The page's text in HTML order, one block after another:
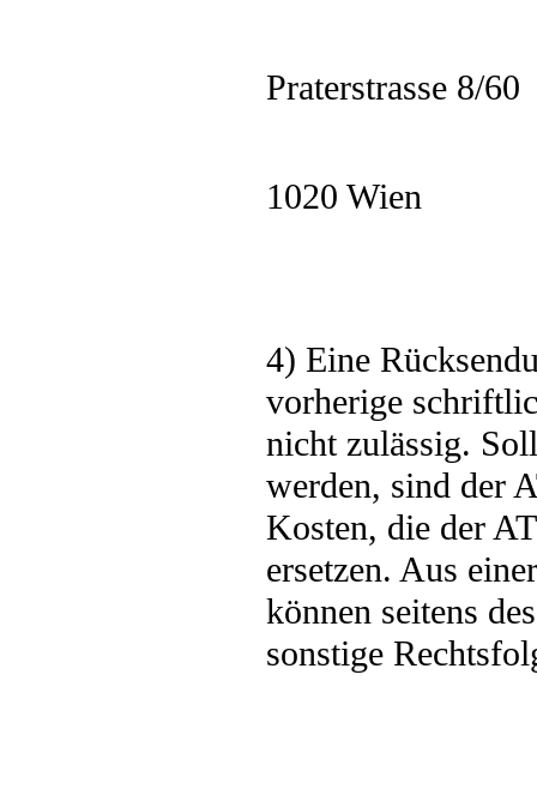
Praterstrasse 8/60
1020 Wien
4) Eine
vorherige
nicht zulässig.
werden, sind der
Kosten, die der
ersetzen. Aus
können seitens
sonstige